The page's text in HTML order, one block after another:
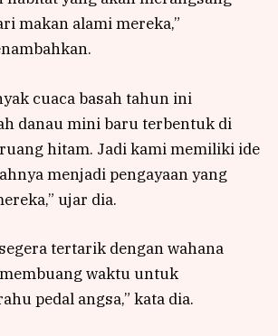
makan alami mereka,”
cuaca basah tahun ini
danau mini baru terbentuk di
hitam. Jadi kami memiliki ide
menjadi pengayaan yang
ujar dia.
tertarik dengan wahana
waktu untuk
pedal angsa,” kata dia.